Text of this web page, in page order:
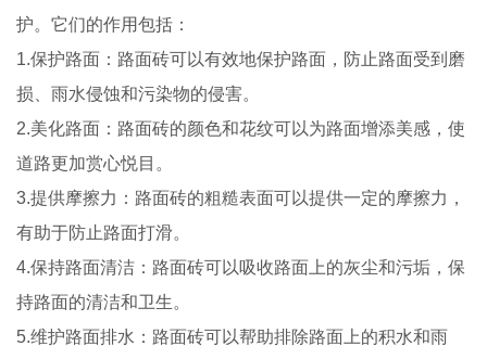
护。它们的作用包括：
1.保护路面：路面砖可以有效地保护路面，防止路面受到磨
损、雨水侵蚀和污染物的侵害。
2.美化路面：路面砖的颜色和花纹可以为路面增添美感，使
道路更加赏心悦目。
3.提供摩擦力：路面砖的粗糙表面可以提供一定的摩擦力，
有助于防止路面打滑。
4.保持路面清洁：路面砖可以吸收路面上的灰尘和污垢，保
持路面的清洁和卫生。
5.维护路面排水：路面砖可以帮助排除路面上的积水和雨